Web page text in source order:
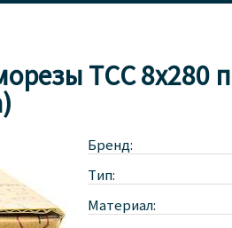
TCC 8x280
Бренд:
Тип:
Материал: